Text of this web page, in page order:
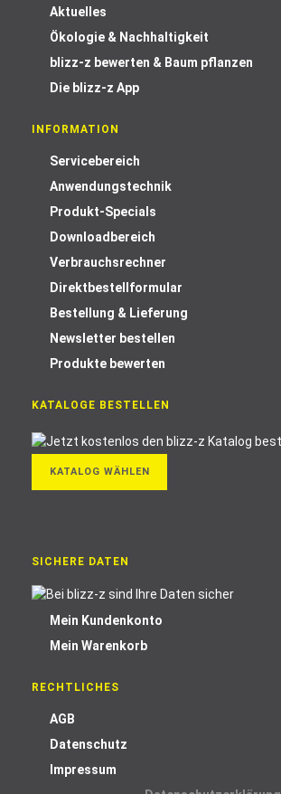
Aktuelles
Ökologie & Nachhaltigkeit
blizz-z bewerten & Baum pflanzen
Die blizz-z App
INFORMATION
Servicebereich
Anwendungstechnik
Produkt-Specials
Downloadbereich
Verbrauchsrechner
Direktbestellformular
Bestellung & Lieferung
Newsletter bestellen
Produkte bewerten
KATALOGE BESTELLEN
KATALOG WÄHLEN
SICHERE DATEN
Mein Kundenkonto
Mein Warenkorb
RECHTLICHES
AGB
Datenschutz
Impressum